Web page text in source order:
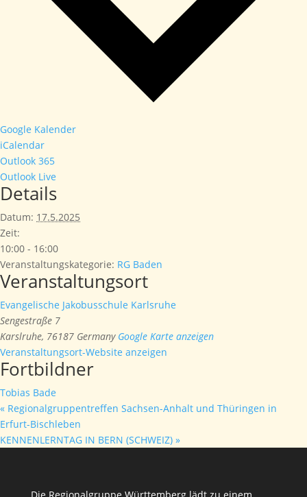
Google Kalender
iCalendar
Outlook 365
Outlook Live
Details
Datum: 17.5.2025
Zeit:
10:00 - 16:00
Veranstaltungskategorie: RG Baden
Veranstaltungsort
Evangelische Jakobusschule Karlsruhe
Sengestraße 7
Karslruhe, 76187 Germany Google Karte anzeigen
Veranstaltungsort-Website anzeigen
Fortbildner
Tobias Bade
« Regionalgruppentreffen Sachsen-Anhalt und Thüringen in
Erfurt-Bischleben
KENNENLERNTAG IN BERN (SCHWEIZ) »